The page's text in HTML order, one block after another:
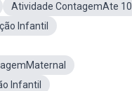
Atividade ContagemAte 10
Infantil
Infantil